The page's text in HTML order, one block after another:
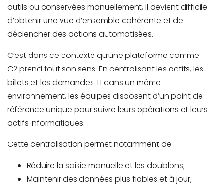
outils ou conservées manuellement, il devient difficile
d’obtenir une vue d’ensemble cohérente et de
déclencher des actions automatisées.
C’est dans ce contexte qu’une plateforme comme
C2 prend tout son sens. En centralisant les actifs, les
billets et les demandes TI dans un même
environnement, les équipes disposent d’un point de
référence unique pour suivre leurs opérations et leurs
actifs informatiques.
Cette centralisation permet notamment de :
Réduire la saisie manuelle et les doublons;
Maintenir des données plus fiables et à jour;